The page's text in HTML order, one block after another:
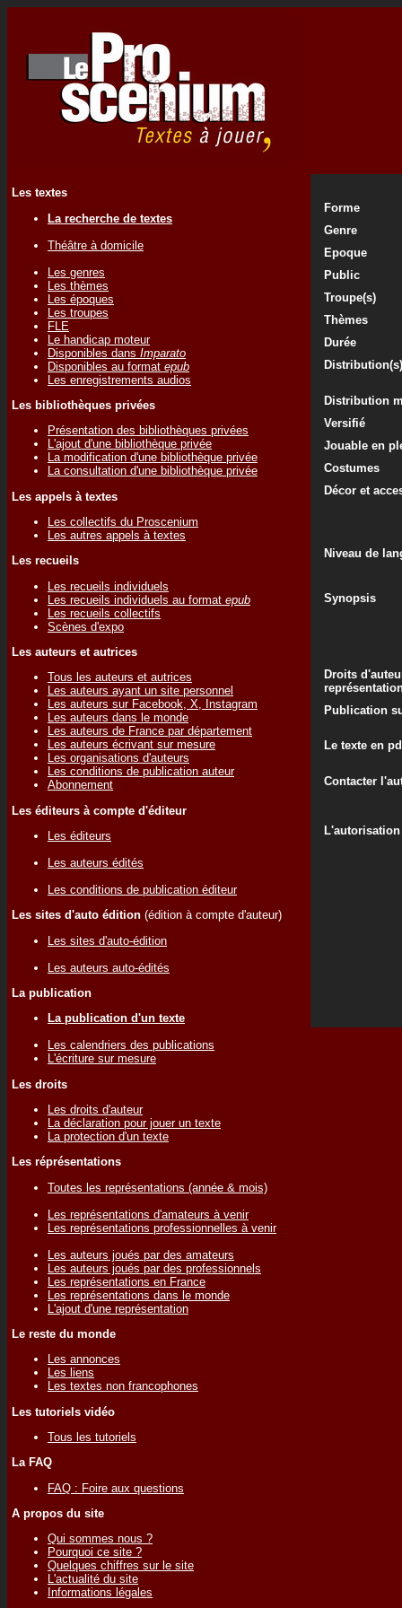
Les textes
La recherche de textes
Théâtre à domicile
Les genres
Les thèmes
Les époques
Les troupes
FLE
Le handicap moteur
Disponibles dans Imparato
Disponibles au format epub
Les enregistrements audios
Les bibliothèques privées
Présentation des bibliothèques privées
L'ajout d'une bibliothèque privée
La modification d'une bibliothèque privée
La consultation d'une bibliothèque privée
Les appels à textes
Les collectifs du Proscenium
Les autres appels à textes
Les recueils
Les recueils individuels
Les recueils individuels au format epub
Les recueils collectifs
Scènes d'expo
Les auteurs et autrices
Tous les auteurs et autrices
Les auteurs ayant un site personnel
Les auteurs sur Facebook, X, Instagram
Les auteurs dans le monde
Les auteurs de France par département
Les auteurs écrivant sur mesure
Les organisations d'auteurs
Les conditions de publication auteur
Abonnement
Les éditeurs à compte d'éditeur
Les éditeurs
Les auteurs édités
Les conditions de publication éditeur
Les sites d'auto édition (édition à compte d'auteur)
Les sites d'auto-édition
Les auteurs auto-édités
La publication
La publication d'un texte
Les calendriers des publications
L'écriture sur mesure
Les droits
Les droits d'auteur
La déclaration pour jouer un texte
La protection d'un texte
Les réprésentations
Toutes les représentations (année & mois)
Les représentations d'amateurs à venir
Les représentations professionnelles à venir
Les auteurs joués par des amateurs
Les auteurs joués par des professionnels
Les représentations en France
Les représentations dans le monde
L'ajout d'une représentation
Le reste du monde
Les annonces
Les liens
Les textes non francophones
Les tutoriels vidéo
Tous les tutoriels
La FAQ
FAQ : Foire aux questions
A propos du site
Qui sommes nous ?
Pourquoi ce site ?
Quelques chiffres sur le site
L'actualité du site
Informations légales
Forme
Genre
Epoque
Public
Troupe(s)
Thèmes
Durée
Distribution(s)
Distribution
Versifié
Jouable en
Costumes
Décor et
Niveau de
Synopsis
Droits
Publication
Le texte en
Contacter
L'autorisation